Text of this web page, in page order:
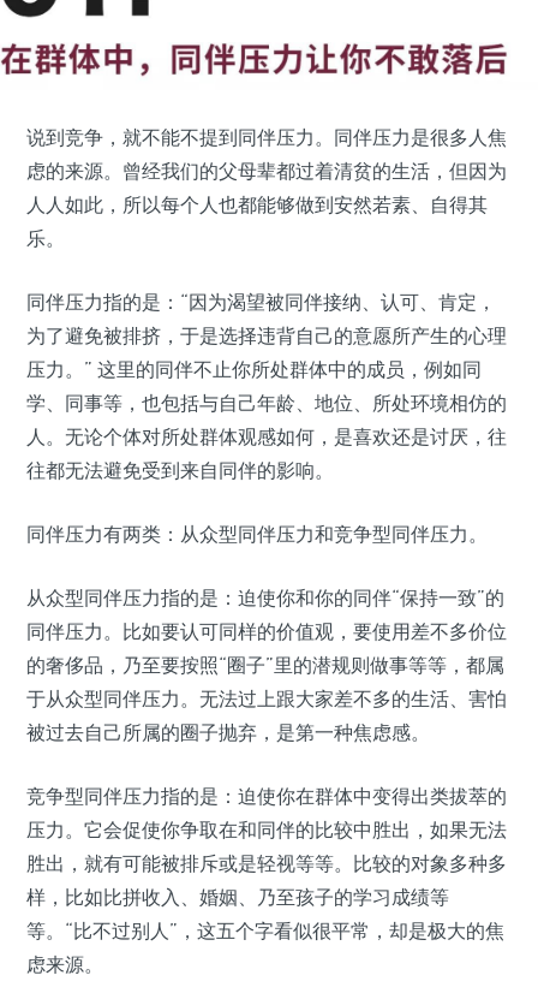
说到竞争，就不能不提到同伴压力。同伴压力是很多人焦
虑的来源。曾经我们的父母辈都过着清贫的生活，但因为
人人如此，所以每个人也都能够做到安然若素、自得其
乐。
同伴压力指的是：“因为渴望被同伴接纳、认可、肯定，
为了避免被排挤，于是选择违背自己的意愿所产生的心理
压力。” 这里的同伴不止你所处群体中的成员，例如同
学、同事等，也包括与自己年龄、地位、所处环境相仿的
人。无论个体对所处群体观感如何，是喜欢还是讨厌，往
往都无法避免受到来自同伴的影响。
同伴压力有两类：从众型同伴压力和竞争型同伴压力。
从众型同伴压力指的是：迫使你和你的同伴“保持一致”的
同伴压力。比如要认可同样的价值观，要使用差不多价位
的奢侈品，乃至要按照“圈子”里的潜规则做事等等，都属
于从众型同伴压力。无法过上跟大家差不多的生活、害怕
被过去自己所属的圈子抛弃，是第一种焦虑感。
竞争型同伴压力指的是：迫使你在群体中变得出类拔萃的
压力。它会促使你争取在和同伴的比较中胜出，如果无法
胜出，就有可能被排斥或是轻视等等。比较的对象多种多
样，比如比拼收入、婚姻、乃至孩子的学习成绩等
等。“比不过别人”，这五个字看似很平常，却是极大的焦
虑来源。